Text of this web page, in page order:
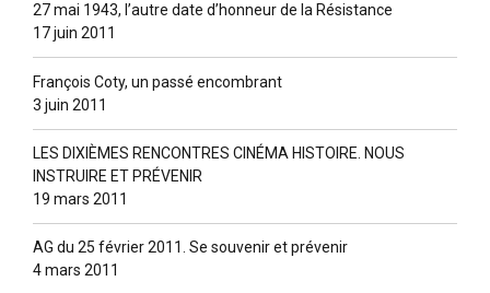
27 mai 1943, l’autre date d’honneur de la Résistance
17 juin 2011
François Coty, un passé encombrant
3 juin 2011
LES DIXIÈMES RENCONTRES CINÉMA HISTOIRE. NOUS
INSTRUIRE ET PRÉVENIR
19 mars 2011
AG du 25 février 2011. Se souvenir et prévenir
4 mars 2011